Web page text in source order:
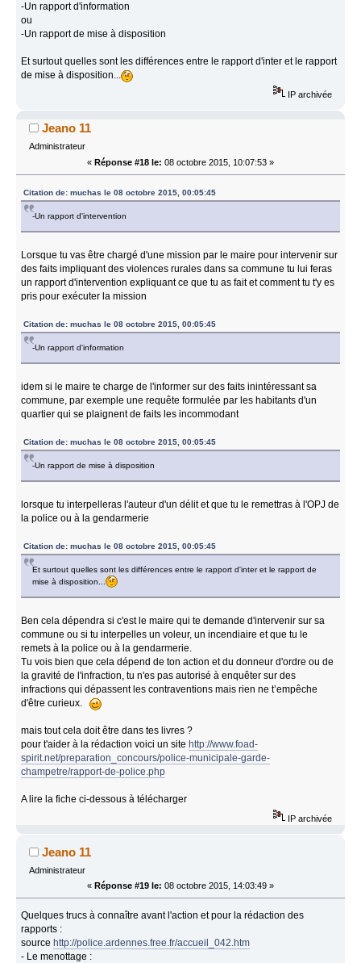
-Un rapport d'information
ou
-Un rapport de mise à disposition
Et surtout quelles sont les différences entre le rapport d'inter et le rapport
de mise à disposition...
IP archivée
Jeano 11
Administrateur
« Réponse #18 le: 08 octobre 2015, 10:07:53 »
Citation de: muchas le 08 octobre 2015, 00:05:45
-Un rapport d'intervention
Lorsque tu vas être chargé d'une mission par le maire pour intervenir sur
des faits impliquant des violences rurales dans sa commune tu lui feras
un rapport d'intervention expliquant ce que tu as fait et comment tu t'y es
pris pour exécuter la mission
Citation de: muchas le 08 octobre 2015, 00:05:45
-Un rapport d'information
idem si le maire te charge de l'informer sur des faits inintéressant sa
commune, par exemple une requête formulée par les habitants d'un
quartier qui se plaignent de faits les incommodant
Citation de: muchas le 08 octobre 2015, 00:05:45
-Un rapport de mise à disposition
lorsque tu interpelleras l'auteur d'un délit et que tu le remettras à l'OPJ de
la police ou à la gendarmerie
Citation de: muchas le 08 octobre 2015, 00:05:45
Et surtout quelles sont les différences entre le rapport d'inter et le rapport de
mise à disposition...
Ben cela dépendra si c'est le maire qui te demande d'intervenir sur sa
commune ou si tu interpelles un voleur, un incendiaire et que tu le
remets à la police ou à la gendarmerie.
Tu vois bien que cela dépend de ton action et du donneur d'ordre ou de
la gravité de l'infraction, tu n'es pas autorisé à enquêter sur des
infractions qui dépassent les contraventions mais rien ne t’empêche
d'être curieux.
mais tout cela doit être dans tes livres ?
pour t'aider à la rédaction voici un sitehttp://www.foad-
spirit.net/preparation_concours/police-municipale-garde-
champetre/rapport-de-police.php
A lire la fiche ci-dessous à télécharger
IP archivée
Jeano 11
Administrateur
« Réponse #19 le: 08 octobre 2015, 14:03:49 »
Quelques trucs à connaître avant l'action et pour la rédaction des
rapports :
sourcehttp://police.ardennes.free.fr/accueil_042.htm
- Le menottage :